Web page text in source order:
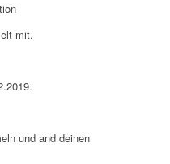
mit.
und and deinen